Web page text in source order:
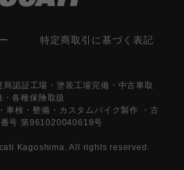
特定商取引に基づく表記
認証工場・塗装工場完備・中古車取
・各種保険取扱
車検・整備・カスタムバイク製作 ・古
号 第961020040618号
Kagoshima. All rights reserved.